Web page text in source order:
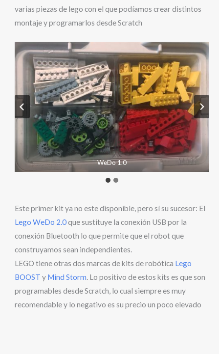
varias piezas de lego con el que podíamos crear distintos
montaje y programarlos desde Scratch
WeDo 1.0
Este primer kit ya no este disponible, pero sí su sucesor: El
Lego WeDo 2.0que sustituye la conexión USB por la
conexión Bluetooth lo que permite que el robot que
construyamos sean independientes.
LEGO tiene otras dos marcas de kits de robótica Lego
BOOST y Mind Storm. Lo positivo de estos kits es que son
programables desde Scratch, lo cual siempre es muy
recomendable y lo negativo es su precio un poco elevado